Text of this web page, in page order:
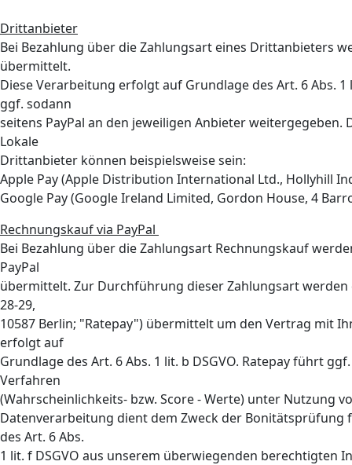
Drittanbieter
Bei Bezahlung über die Zahlungsart eines Drittanbieters
übermittelt.
Diese Verarbeitung erfolgt auf Grundlage des Art. 6 Abs.
ggf. sodann
seitens PayPal an den jeweiligen Anbieter weitergegeben.
Lokale
Drittanbieter können beispielsweise sein:
Apple Pay (Apple Distribution International Ltd., Hollyhill
Google Pay (Google Ireland Limited, Gordon House, 4
Rechnungskauf via PayPal
Bei Bezahlung über die Zahlungsart Rechnungskauf
PayPal
übermittelt. Zur Durchführung dieser Zahlungsart werden
28-29,
10587 Berlin; "Ratepay") übermittelt um den Vertrag mit
erfolgt auf
Grundlage des Art. 6 Abs. 1 lit. b DSGVO. Ratepay führt
Verfahren
(Wahrscheinlichkeits- bzw. Score - Werte) unter Nutzung
Datenverarbeitung dient dem Zweck der
des Art. 6 Abs.
1 lit. f DSGVO aus unserem überwiegenden berechtigten